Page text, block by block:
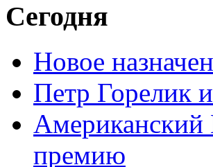
Сегодня
Новое
Петр Горелик
премию